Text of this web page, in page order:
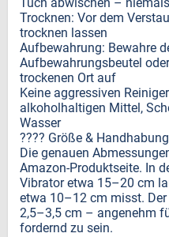
Trocknen: Vor dem
trocknen lassen
Aufbewahrung: Bewahre
Aufbewahrungsbeutel
trockenen Ort auf
Keine aggressiven
alkoholhaltigen Mittel,
Wasser
???? Größe & Handhabung
Die genauen
Amazon-Produktseite. In
Vibrator etwa 15–20 cm
etwa 10–12 cm misst.
2,5–3,5 cm – angenehm
fordernd zu sein.